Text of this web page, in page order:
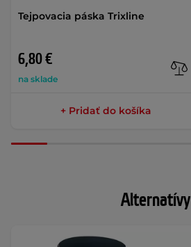
Tejpovacia páska Trixline
6,80 €
na sklade
+ Pridať do košíka
Alternatívy